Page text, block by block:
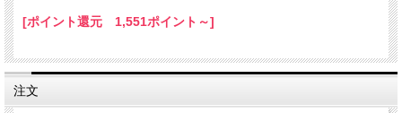
[ポイント還元 1,551ポイント～]
注文